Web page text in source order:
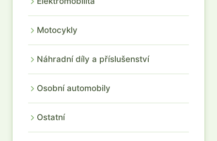
Motocykly
Náhradní díly a příslušenství
Osobní automobily
Ostatní